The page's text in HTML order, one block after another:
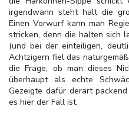
irgendwann steht halt die
Einen Vorwurf kann man
stricken, denn die halten sich
(und bei der einteiligen,
Achtzigern fiel das
die Frage, ob man dieses
überhaupt als echte
Gezeigte dafür derart
es hier der Fall ist.